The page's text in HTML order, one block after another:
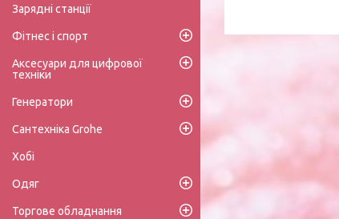
Зарядні станції
Фітнес і спорт
Аксесуари для цифрової
техніки
Генератори
Сантехніка Grohe
Хобі
Одяг
Торгове обладнання